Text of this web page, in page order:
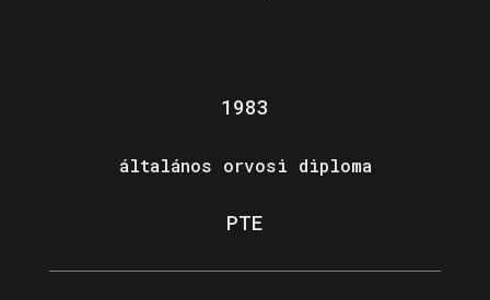
1983
általános orvosi diploma
PTE